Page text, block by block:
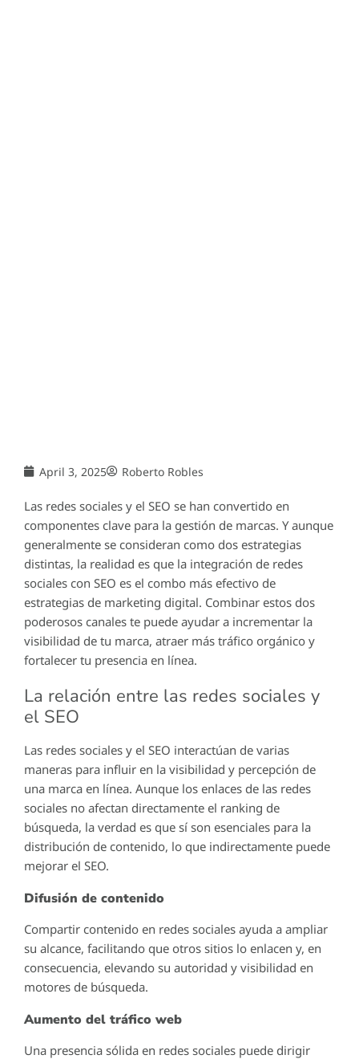
April 3, 2025 Roberto Robles
Las redes sociales y el SEO se han convertido en
componentes clave para la gestión de marcas. Y aunque
generalmente se consideran como dos estrategias
distintas, la realidad es que la integración de redes
sociales con SEO es el combo más efectivo de
estrategias de marketing digital. Combinar estos dos
poderosos canales te puede ayudar a incrementar la
visibilidad de tu marca, atraer más tráfico orgánico y
fortalecer tu presencia en línea.
La relación entre las redes sociales y
el SEO
Las redes sociales y el SEO interactúan de varias
maneras para influir en la visibilidad y percepción de
una marca en línea. Aunque los enlaces de las redes
sociales no afectan directamente el ranking de
búsqueda, la verdad es que sí son esenciales para la
distribución de contenido, lo que indirectamente puede
mejorar el SEO.
Difusión de contenido
Compartir contenido en redes sociales ayuda a ampliar
su alcance, facilitando que otros sitios lo enlacen y, en
consecuencia, elevando su autoridad y visibilidad en
motores de búsqueda.
Aumento del tráfico web
Una presencia sólida en redes sociales puede dirigir